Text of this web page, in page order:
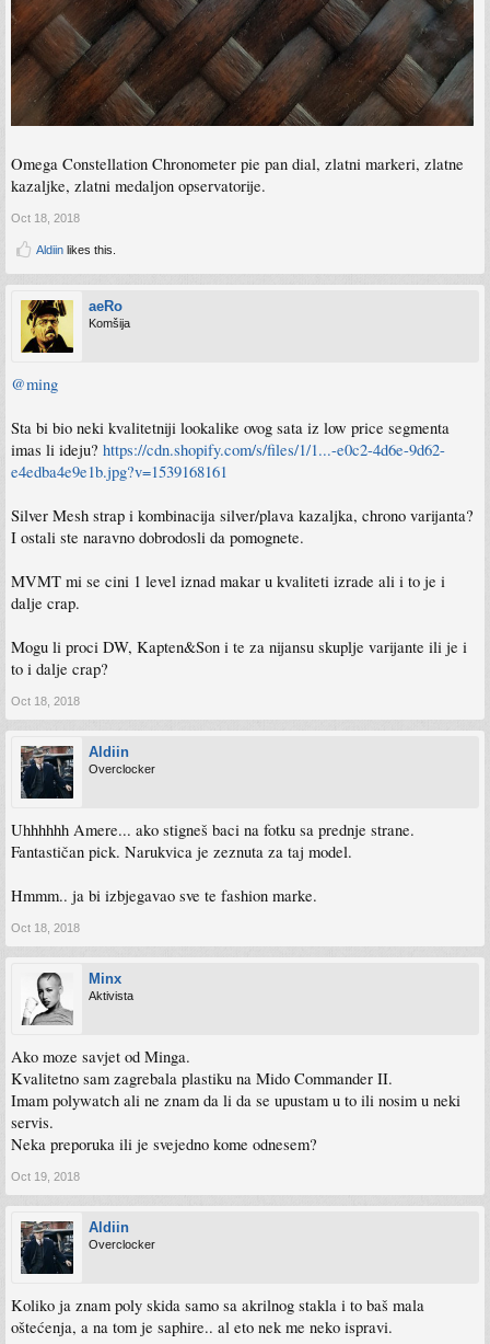
Omega Constellation Chronometer pie pan dial, zlatni markeri, zlatne
kazaljke, zlatni medaljon opservatorije.
Oct 18, 2018
Aldiin likes this.
aeRo
Komšija
@ming
Sta bi bio neki kvalitetniji lookalike ovog sata iz low price segmenta
imas li ideju? https://cdn.shopify.com/s/files/1/1...-e0c2-4d6e-9d62-
e4edba4e9e1b.jpg?v=1539168161
Silver Mesh strap i kombinacija silver/plava kazaljka, chrono varijanta?
I ostali ste naravno dobrodosli da pomognete.
MVMT mi se cini 1 level iznad makar u kvaliteti izrade ali i to je i
dalje crap.
Mogu li proci DW, Kapten&Son i te za nijansu skuplje varijante ili je i
to i dalje crap?
Oct 18, 2018
Aldiin
Overclocker
Uhhhhhh Amere... ako stigneš baci na fotku sa prednje strane.
Fantastičan pick. Narukvica je zeznuta za taj model.
Hmmm.. ja bi izbjegavao sve te fashion marke.
Oct 18, 2018
Minx
Aktivista
Ako moze savjet od Minga.
Kvalitetno sam zagrebala plastiku na Mido Commander II.
Imam polywatch ali ne znam da li da se upustam u to ili nosim u neki
servis.
Neka preporuka ili je svejedno kome odnesem?
Oct 19, 2018
Aldiin
Overclocker
Koliko ja znam poly skida samo sa akrilnog stakla i to baš mala
oštećenja, a na tom je saphire.. al eto nek me neko ispravi.